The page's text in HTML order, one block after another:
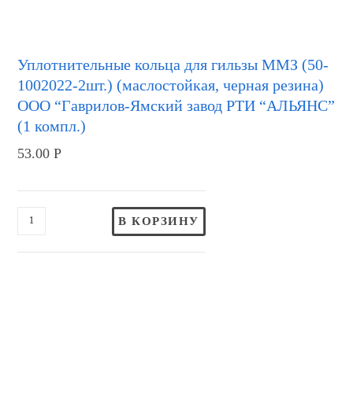
Уплотнительные кольца для гильзы ММЗ (50-
1002022-2шт.) (маслостойкая, черная резина)
ООО “Гаврилов-Ямский завод РТИ “АЛЬЯНС”
(1 компл.)
53.00Р
В КОРЗИНУ